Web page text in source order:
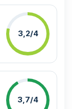
3,2/4
3,7/4